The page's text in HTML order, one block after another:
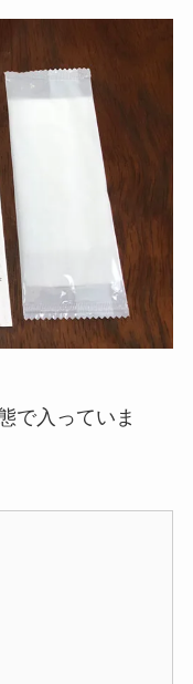
で入っていま